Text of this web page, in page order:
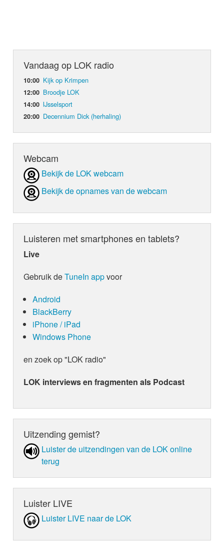
Vandaag op LOK radio
10:00 Kijk op Krimpen
12:00 Broodje LOK
14:00 IJsselsport
20:00 Decennium Dick (herhaling)
Webcam
Bekijk de LOK webcam
Bekijk de opnames van de webcam
Luisteren met smartphones en tablets?
Live
Gebruik deTuneIn appvoor
Android
BlackBerry
iPhone / iPad
Windows Phone
en zoek op "LOK radio"
LOK interviews en fragmenten als Podcast
Uitzending gemist?
Luister de uit­zen­din­gen van de LOK online
terug
Luister LIVE
Luister LIVE naar de LOK